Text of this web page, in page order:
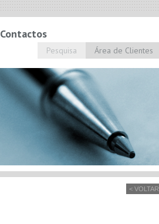
Contactos
Pesquisa Área de Clientes
< VOLTAR